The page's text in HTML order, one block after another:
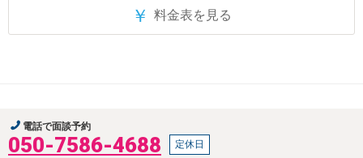
￥ 料金表を見る
電話で面談予約
050-7586-4688 定休日